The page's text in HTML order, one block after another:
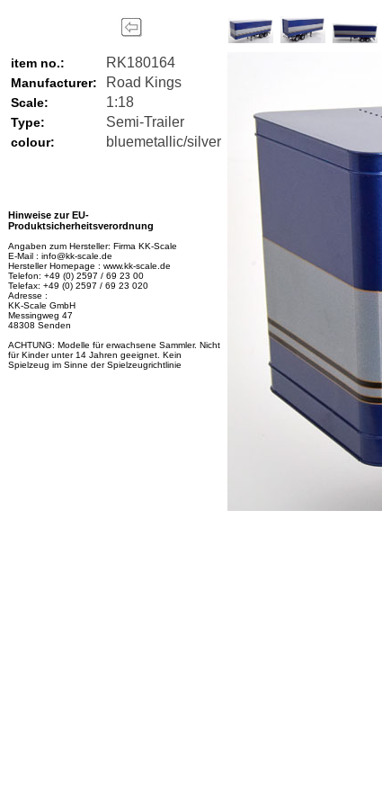
item no.: RK180164
Manufacturer: Road Kings
Scale: 1:18
Type: Semi-Trailer
colour: bluemetallic/silver
Hinweise zur EU-
Produktsicherheitsverordnung
Angaben zum Hersteller: Firma KK-Scale
E-Mail : info@kk-scale.de
Hersteller Homepage : www.kk-scale.de
Telefon: +49 (0) 2597 / 69 23 00
Telefax: +49 (0) 2597 / 69 23 020
Adresse :
KK-Scale GmbH
Messingweg 47
48308 Senden
ACHTUNG: Modelle für erwachsene Sammler. Nicht
für Kinder unter 14 Jahren geeignet. Kein
Spielzeug im Sinne der Spielzeugrichtlinie